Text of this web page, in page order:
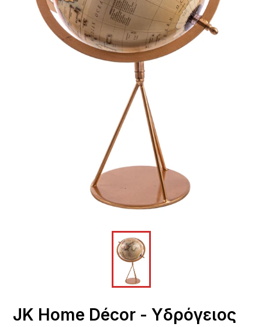
JΚ Home Décor - Υδρόγειος